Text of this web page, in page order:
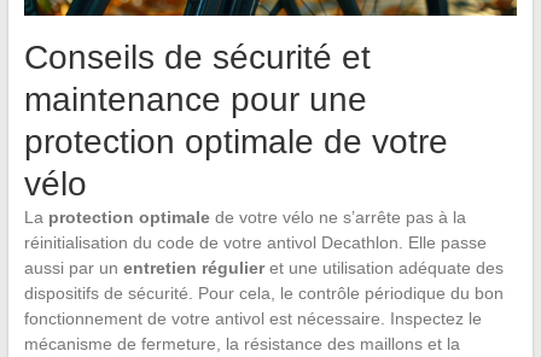
Conseils de sécurité et
maintenance pour une
protection optimale de votre
vélo
La protection optimalede votre vélo ne s’arrête pas à la
réinitialisation du code de votre antivol Decathlon. Elle passe
aussi par un entretien régulieret une utilisation adéquate des
dispositifs de sécurité. Pour cela, le contrôle périodique du bon
fonctionnement de votre antivol est nécessaire. Inspectez le
mécanisme de fermeture, la résistance des maillons et la